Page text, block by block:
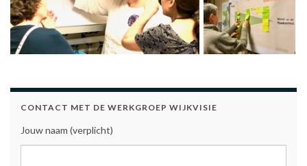
CONTACT MET DE WERKGROEP WIJKVISIE
Jouw naam (verplicht)